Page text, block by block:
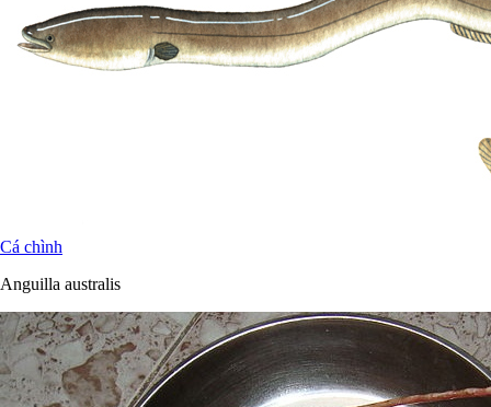
Cá chình
Anguilla australis